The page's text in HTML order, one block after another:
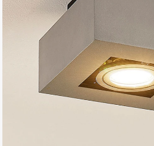
afbeeldingen-
gallerij